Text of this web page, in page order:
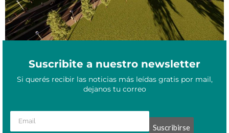
Suscribite a nuestro newsletter
Si querés recibir las noticias más leídas gratis por mail,
dejanos tu correo
Suscribirse